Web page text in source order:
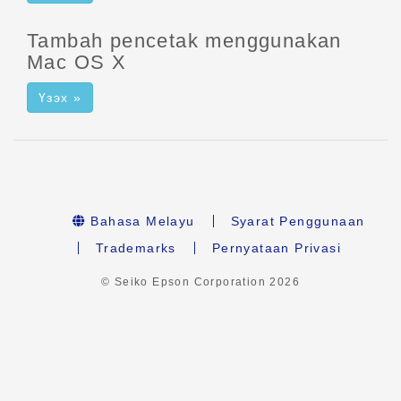
Tambah pencetak menggunakan
Mac OS X
Үзэх »
Bahasa Melayu
Syarat Penggunaan
Trademarks
Pernyataan Privasi
© Seiko Epson Corporation2026